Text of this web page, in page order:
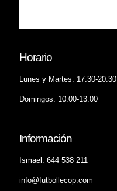
Horario
Lunes y Martes: 17:30-20:30
Domingos: 10:00-13:00
Información
Ismael: 644 538 211
info@futbollecop.com